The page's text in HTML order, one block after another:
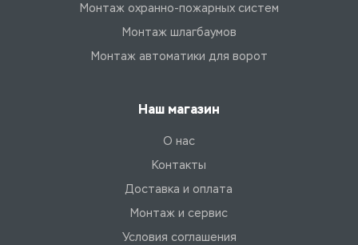
Монтаж охранно-пожарных систем
Монтаж шлагбаумов
Монтаж автоматики для ворот
Наш магазин
О нас
Контакты
Доставка и оплата
Монтаж и сервис
Условия соглашения